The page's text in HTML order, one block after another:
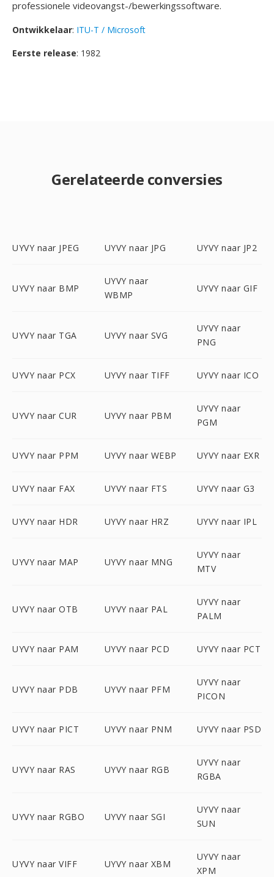
professionele videovangst-/bewerkingssoftware.
Ontwikkelaar: ITU-T / Microsoft
Eerste release: 1982
Gerelateerde conversies
UYVY naar JPEG UYVY naar JPG UYVY naar JP2
UYVY naar BMP
UYVY naar
WBMP
UYVY naar GIF
UYVY naar TGA UYVY naar SVG
UYVY naar
PNG
UYVY naar PCX UYVY naar TIFF UYVY naar ICO
UYVY naar CUR UYVY naar PBM
UYVY naar
PGM
UYVY naar PPM UYVY naar WEBP UYVY naar EXR
UYVY naar FAX UYVY naar FTS UYVY naar G3
UYVY naar HDR UYVY naar HRZ UYVY naar IPL
UYVY naar MAP UYVY naar MNG
UYVY naar
MTV
UYVY naar OTB UYVY naar PAL
UYVY naar
PALM
UYVY naar PAM UYVY naar PCD UYVY naar PCT
UYVY naar PDB UYVY naar PFM
UYVY naar
PICON
UYVY naar PICT UYVY naar PNM UYVY naar PSD
UYVY naar RAS UYVY naar RGB
UYVY naar
RGBA
UYVY naar RGBO UYVY naar SGI
UYVY naar
SUN
UYVY naar VIFF UYVY naar XBM
UYVY naar
XPM